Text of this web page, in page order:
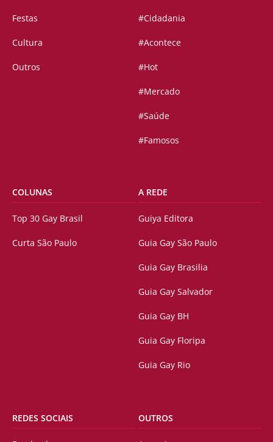
Festas
Cultura
Outros
#Cidadania
#Acontece
#Hot
#Mercado
#Saúde
#Famosos
COLUNAS
Top 30 Gay Brasil
Curta São Paulo
A REDE
Guiya Editora
Guia Gay São Paulo
Guia Gay Brasilia
Guia Gay Salvador
Guia Gay BH
Guia Gay Floripa
Guia Gay Rio
REDES SOCIAIS OUTROS